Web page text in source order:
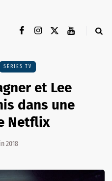
SÉRIES TV
et Lee
dans une
Netflix
2018